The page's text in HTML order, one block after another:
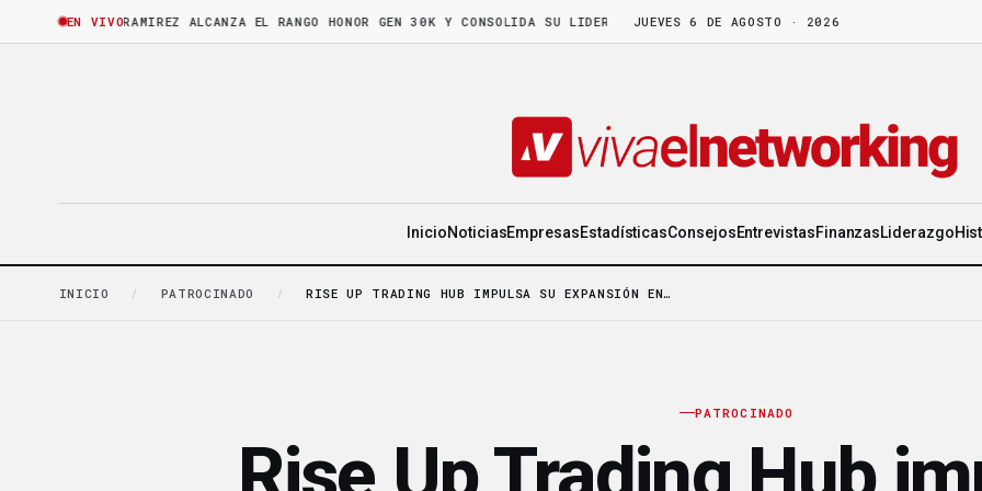
EN VIVO
BRUNO RAMIREZ ALCANZA EL RANGO HONOR GEN 30K Y CONSOLIDA SU LIDERAZGO EN WORLD GEN ·LA FRUTA MADURA NO ESPERA: HAY
JUEVES 6 DE AGOSTO · 2026
InicioNoticiasEmpresasEstadísticasConsejosEntrevistasFinanzasLiderazgo
INICIO / PATROCINADO / RISE UP TRADING HUB IMPULSA SU EXPANSIÓN EN…
PATROCINADO